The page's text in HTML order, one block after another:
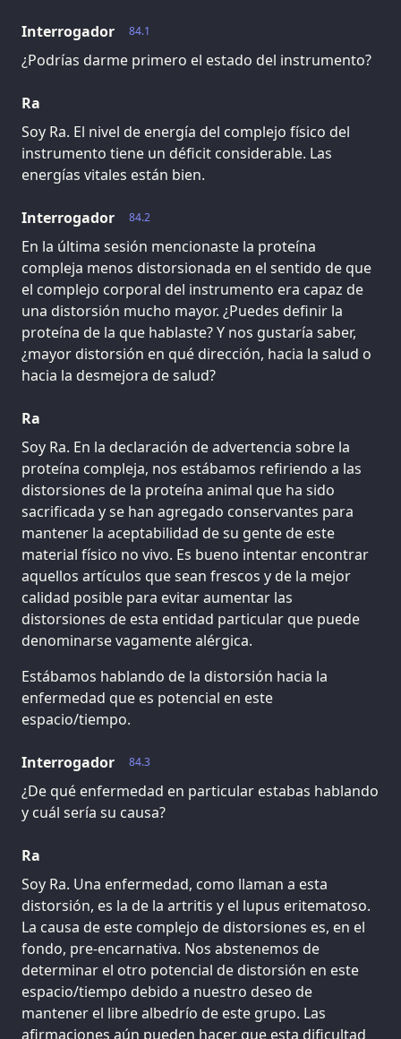
84.1
Interrogador
¿Podrías darme primero el estado del instrumento?
Ra
Soy Ra. El nivel de energía del complejo físico del
instrumento tiene un déficit considerable. Las
energías vitales están bien.
84.2
Interrogador
En la última sesión mencionaste la proteína
compleja menos distorsionada en el sentido de que
el complejo corporal del instrumento era capaz de
una distorsión mucho mayor. ¿Puedes definir la
proteína de la que hablaste? Y nos gustaría saber,
¿mayor distorsión en qué dirección, hacia la salud o
hacia la desmejora de salud?
Ra
Soy Ra. En la declaración de advertencia sobre la
proteína compleja, nos estábamos refiriendo a las
distorsiones de la proteína animal que ha sido
sacrificada y se han agregado conservantes para
mantener la aceptabilidad de su gente de este
material físico no vivo. Es bueno intentar encontrar
aquellos artículos que sean frescos y de la mejor
calidad posible para evitar aumentar las
distorsiones de esta entidad particular que puede
denominarse vagamente alérgica.
Estábamos hablando de la distorsión hacia la
enfermedad que es potencial en este
espacio/tiempo.
84.3
Interrogador
¿De qué enfermedad en particular estabas hablando
y cuál sería su causa?
Ra
Soy Ra. Una enfermedad, como llaman a esta
distorsión, es la de la artritis y el lupus eritematoso.
La causa de este complejo de distorsiones es, en el
fondo, pre-encarnativa. Nos abstenemos de
determinar el otro potencial de distorsión en este
espacio/tiempo debido a nuestro deseo de
mantener el libre albedrío de este grupo. Las
afirmaciones aún pueden hacer que esta dificultad